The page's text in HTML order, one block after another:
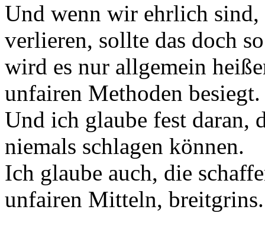
Und wenn wir ehrlich
verlieren, sollte das doch
wird es nur allgemein
unfairen Methoden besiegt.
Und ich glaube fest daran,
niemals schlagen können.
Ich glaube auch, die
unfairen Mitteln, breitgrins.